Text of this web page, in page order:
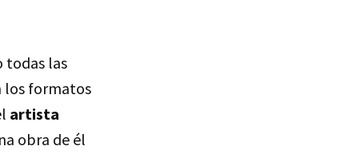
todas las
los formatos
artista
obra de él